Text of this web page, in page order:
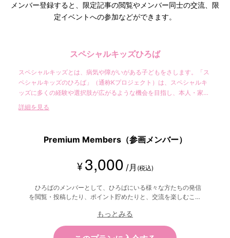
メンバー登録すると、限定記事の閲覧やメンバー同士の交流、限
定イベントへの参加などができます。
スペシャルキッズひろば
スペシャルキッズとは、病気や障がいがある子どもをさします。「ス
ペシャルキッズのひろば」（通称Kプロジェクト）は、スペシャルキ
ッズに多くの経験や選択肢が広がるような機会を目指し、本人・家
族・支援者・一般の方の多くが、ゆっくり参加できる場（サロン）を
詳細を見る
Premium Members（参画メンバー）
¥ 3,000 /月 (税込)
ひろばのメンバーとして、ひろばにいる様々な方たちの発信
を閲覧・投稿したり、ポイント貯めたりと、交流を楽しむこと
（参画は希望者のみで必須ではありません）大きく応援して下
さる方に御利用頂けたら嬉しいです。 ※頂いた利用料はスペシ
ャルキッズひろばの運営に使用致します
もっとみる